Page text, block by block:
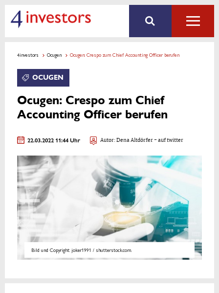
4investors Ocugen Ocugen: Crespo zum Chief Accounting Officer berufen
OCUGEN
Ocugen: Crespo zum Chief
Accounting Officer berufen
22.03.2022 11:44 Uhr Autor:Dena Altdörfer- auf twitter
Bild und Copyright: joker1991 / shutterstock.com.